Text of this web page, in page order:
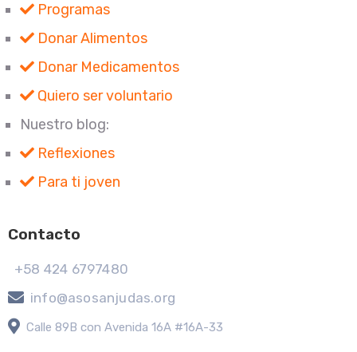
Programas
Donar Alimentos
Donar Medicamentos
Quiero ser voluntario
Nuestro blog:
Reflexiones
Para ti joven
Contacto
+58 424 6797480
info@asosanjudas.org
Calle 89B con Avenida 16A #16A-33